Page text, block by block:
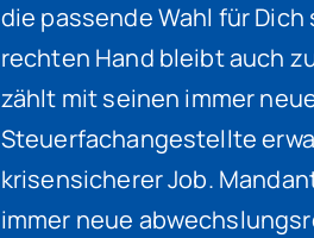
die passende Wahl für
rechten Hand bleibt auch
zählt mit seinen immer
Steuerfachangestellte
krisensicherer Job.
immer neue